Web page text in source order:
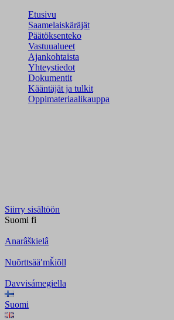
Etusivu
Saamelaiskäräjät
Päätöksenteko
Vastuualueet
Ajankohtaista
Yhteystiedot
Dokumentit
Kääntäjät ja tulkit
Oppimateriaalikauppa
Siirry sisältöön
Suomi fi
Anarâškielâ
Nuõrttsääʹmǩiõll
Davvisámegiella
Suomi